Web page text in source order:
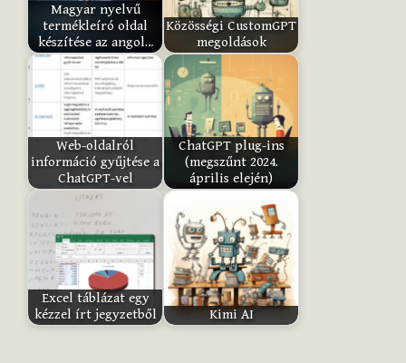
m
Submit
Rating
Magyar nyelvű
termékleíró oldal
készítése az angol…
Közösségi CustomGPT
megoldások
Web-oldalról
információ gyűjtése a
ChatGPT-vel
ChatGPT plug-ins
(megszűnt 2024.
április elején)
Excel táblázat egy
kézzel írt jegyzetből
Kimi AI